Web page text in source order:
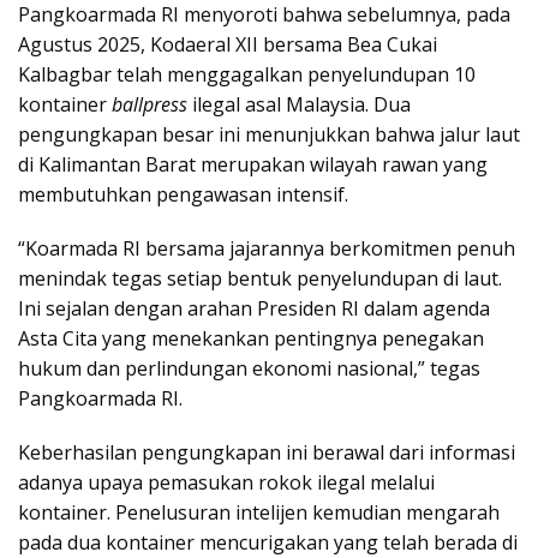
Pangkoarmada RI menyoroti bahwa sebelumnya, pada
Agustus 2025, Kodaeral XII bersama Bea Cukai
Kalbagbar telah menggagalkan penyelundupan 10
kontainerballpress ilegal asal Malaysia. Dua
pengungkapan besar ini menunjukkan bahwa jalur laut
di Kalimantan Barat merupakan wilayah rawan yang
membutuhkan pengawasan intensif.
“Koarmada RI bersama jajarannya berkomitmen penuh
menindak tegas setiap bentuk penyelundupan di laut.
Ini sejalan dengan arahan Presiden RI dalam agenda
Asta Cita yang menekankan pentingnya penegakan
hukum dan perlindungan ekonomi nasional,” tegas
Pangkoarmada RI.
Keberhasilan pengungkapan ini berawal dari informasi
adanya upaya pemasukan rokok ilegal melalui
kontainer. Penelusuran intelijen kemudian mengarah
pada dua kontainer mencurigakan yang telah berada di